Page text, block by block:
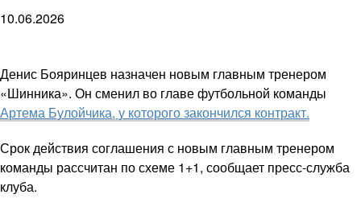
10.06.2026
Денис Бояринцев назначен новым главным тренером
«Шинника». Он сменил во главе футбольной команды
Артема Булойчика, у которого закончился контракт.
Срок действия соглашения с новым главным тренером
команды рассчитан по схеме 1+1, сообщает пресс-служба
клуба.